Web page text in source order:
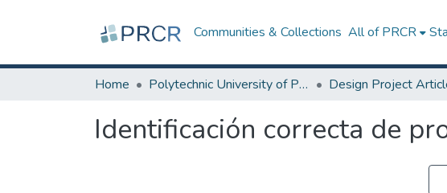
Communities & Collections All of PRCR
Home Polytechnic University of Puerto Rico
Identificación correcta de